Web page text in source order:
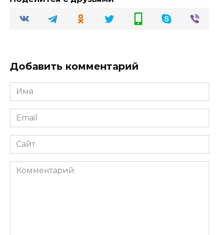
Добавить комментарий
Имя
Email
Сайт
Комментарий